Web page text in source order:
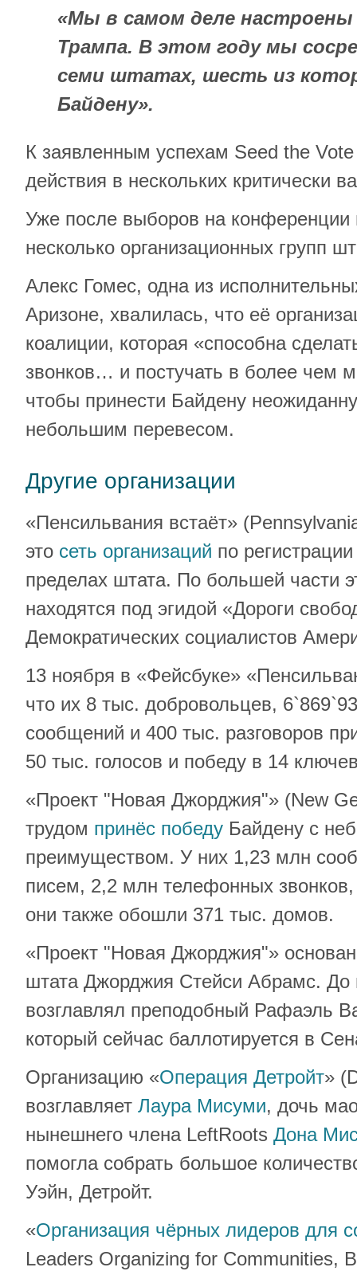
«Мы в самом деле
Трампа. В этом году мы
семи штатах, шесть из
Байдену».
К заявленным успехам Seed the
действия в нескольких критически
Уже после выборов на конференции
несколько организационных групп
Алекс Гомес, одна из
Аризоне, хвалилась, что её
коалиции, которая «способна
звонков… и постучать в более чем
чтобы принести Байдену
небольшим перевесом.
Другие организации
«Пенсильвания встаёт»
это сеть организаций по
пределах штата. По большей части
находятся под эгидой «Дороги
Демократических социалистов
13 ноября в «Фейсбуке»
что их 8 тыс. добровольцев,
сообщений и 400 тыс. разговоров
50 тыс. голосов и победу в 14
«Проект "Новая Джорджия"» (New
трудом принёс победу Байдену с
преимуществом. У них 1,23 млн
писем, 2,2 млн телефонных звонков,
они также обошли 371 тыс. домов.
«Проект "Новая Джорджия"»
штата Джорджия Стейси Абрамс. До
возглавлял преподобный Рафаэль
который сейчас баллотируется в
Организацию «Операция Детройт»
возглавляет Лаура Мисуми, дочь
нынешнего члена LeftRoots Дона
помогла собрать большое
Уэйн, Детройт.
«Организация чёрных лидеров для
Leaders Organizing for Communities,